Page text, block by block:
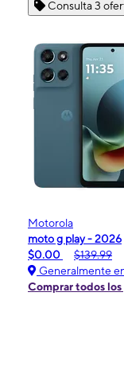
Consulta 3
Motorola
moto g play - 2026
$0.00
$139.99
Generalmente
Comprar todos